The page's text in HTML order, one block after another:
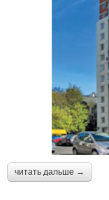
читать дальше →